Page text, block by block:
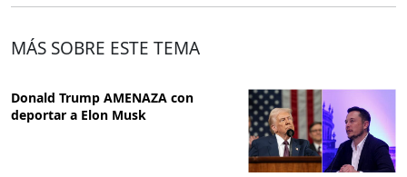
MÁS SOBRE ESTE TEMA
Donald Trump AMENAZA con
deportar a Elon Musk